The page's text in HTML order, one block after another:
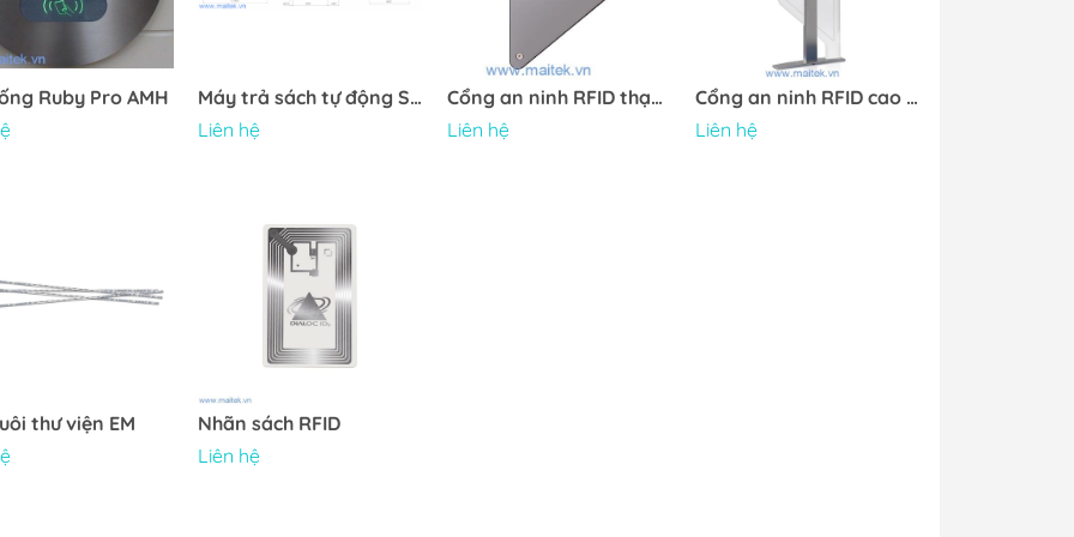
Máy rửa, làm sạch bo
mạch
Tủ bảo quản linh kiện
Thiết bị xử lý linh kiện cắm
Máy kiểm tra quang AOI
Máy kiểm tra SPI
SCANCAD
Ruby Pro AMH
Máy trả sách tự động Sapphire 24/7
Liên hệ
Cổng an ninh RFID thạch anh
Liên hệ
Cổng an ninh RFID cao cấp
Liên hệ
thư viện EM
Nhãn sách RFID
Liên hệ